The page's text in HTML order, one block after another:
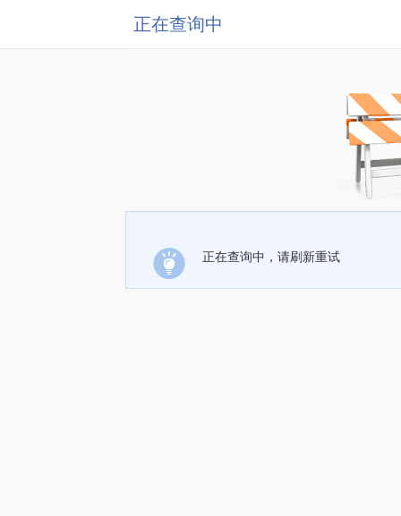
正在查询中
正在查询中，请刷新重试